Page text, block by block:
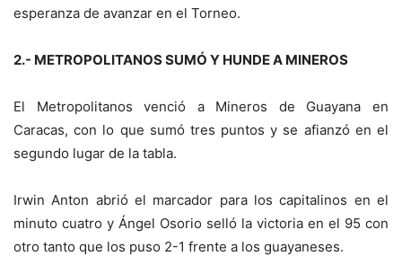
esperanza de avanzar en el Torneo.
2.- METROPOLITANOS SUMÓ Y HUNDE A MINEROS
El Metropolitanos venció a Mineros de Guayana en
Caracas, con lo que sumó tres puntos y se afianzó en el
segundo lugar de la tabla.
Irwin Anton abrió el marcador para los capitalinos en el
minuto cuatro y Ángel Osorio selló la victoria en el 95 con
otro tanto que los puso 2-1 frente a los guayaneses.